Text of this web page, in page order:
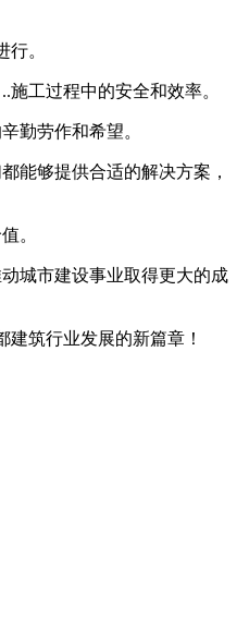
。
工过程中的安全和效率。
勤劳作和希望。
能够提供合适的解决方案，
。
城市建设事业取得更大的成
筑行业发展的新篇章！